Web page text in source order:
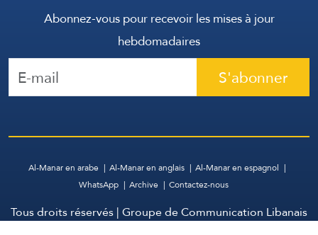
Abonnez-vous pour recevoir les mises à jour
hebdomadaires
S'abonner
Al-Manar en arabe Al-Manar en anglais
Al-Manar en espagnol
WhatsApp
Archive Contactez-nous
Tous droits réservés | Groupe de Communication Libanais